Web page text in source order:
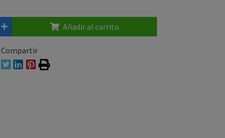
Añadir al carrito
Compartir